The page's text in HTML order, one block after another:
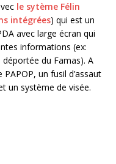
le sytème Félin
intégrées) qui est un
avec large écran qui
informations (ex:
du Famas). A
un fusil d’assaut
un système de visée.